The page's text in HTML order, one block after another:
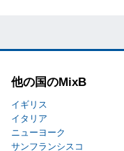
他の国のMixB
イギリス
イタリア
ニューヨーク
サンフランシスコ